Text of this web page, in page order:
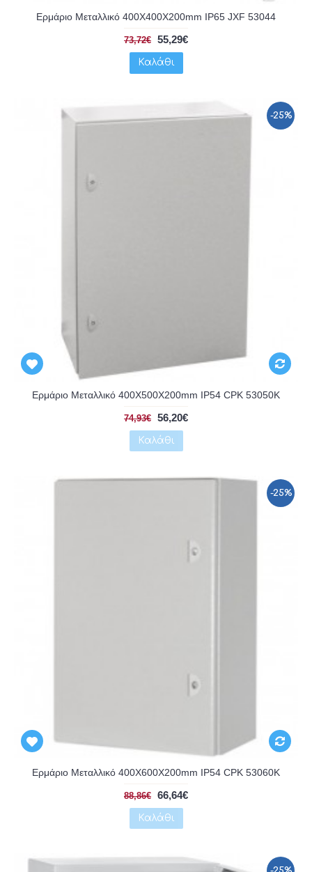
Ερμάριο Μεταλλικό 400X400X200mm IP65 JXF 53044
73,72€ 55,29€
Καλάθι
-25%
Ερμάριο Μεταλλικό 400X500X200mm IP54 CPK 53050K
74,93€ 56,20€
Καλάθι
-25%
Ερμάριο Μεταλλικό 400X600X200mm IP54 CPK 53060K
88,86€ 66,64€
Καλάθι